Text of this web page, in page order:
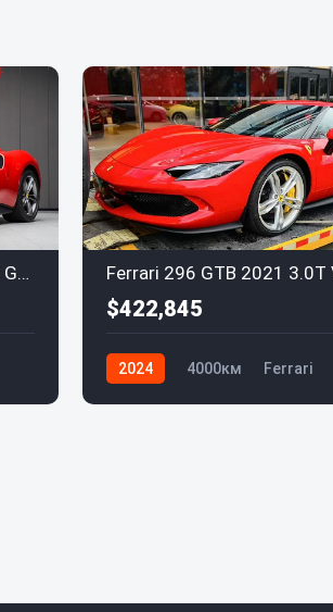
Ferrari 296 GTB 2022 3.0T V6 GTS
$422,845
2024 4000км Ferrari